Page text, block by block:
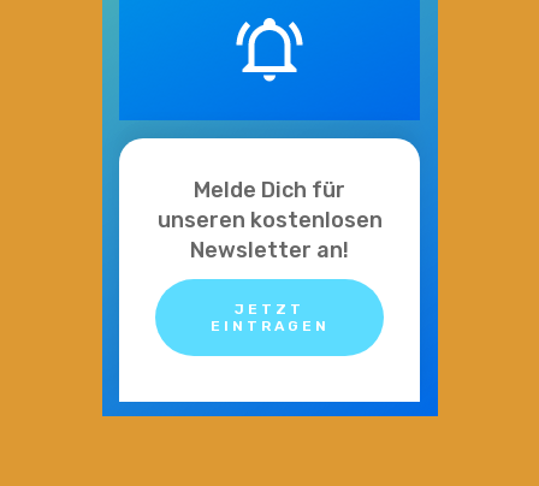
Melde Dich für
unseren kostenlosen
Newsletter an!
JETZT
EINTRAGEN